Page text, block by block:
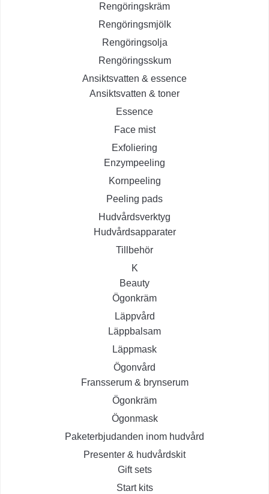
Rengöringskräm
Rengöringsmjölk
Rengöringsolja
Rengöringsskum
Ansiktsvatten & essence
Ansiktsvatten & toner
Essence
Face mist
Exfoliering
Enzympeeling
Kornpeeling
Peeling pads
Hudvårdsverktyg
Hudvårdsapparater
Tillbehör
K
Beauty
Ögonkräm
Läppvård
Läppbalsam
Läppmask
Ögonvård
Fransserum & brynserum
Ögonkräm
Ögonmask
Paketerbjudanden inom hudvård
Presenter & hudvårdskit
Gift sets
Start kits